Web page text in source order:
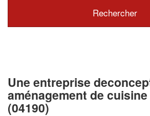
Une entreprise
aménagement de
(04190)